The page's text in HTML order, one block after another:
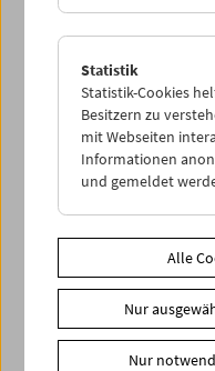
Terminen.
Zusätzliche Materialien
Langsamer Sommer
BücherJohn Cook.
- Restexemplare mit
Programm
Regelmäßiges Programm
Share on
Statistik
Statistik-Cookies
Besitzern zu
mit Webseiten
Informationen
und gemeldet
Alle
Nur
Nur